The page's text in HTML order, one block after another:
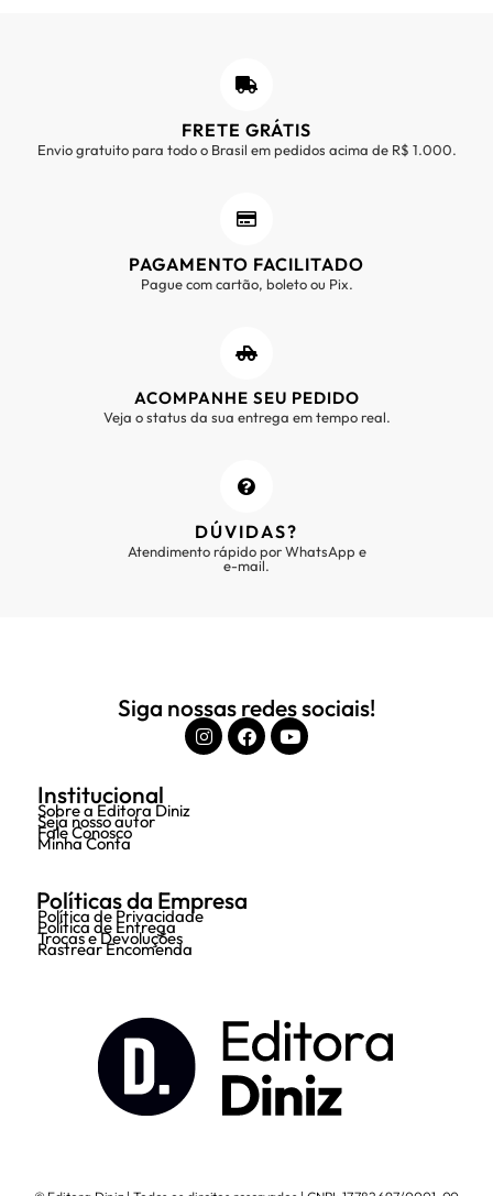
FRETE GRÁTIS
Envio gratuito para todo o Brasil em pedidos acima de R$ 1.000.
PAGAMENTO FACILITADO
Pague com cartão, boleto ou Pix.
ACOMPANHE SEU PEDIDO
Veja o status da sua entrega em tempo real.
DÚVIDAS?
Atendimento rápido por WhatsApp e
e-mail.
Siga nossas redes sociais!
Institucional
Sobre a Editora Diniz
Seja nosso autor
Fale Conosco
Minha Conta
Políticas da Empresa
Política de Privacidade
Política de Entrega
Trocas e Devoluções
Rastrear Encomenda